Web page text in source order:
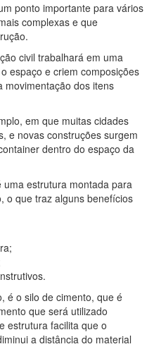
ponto importante para vários
complexas e que
civil trabalhará em uma
espaço e criem composições
movimentação dos itens
em que muitas cidades
e novas construções surgem
dentro do espaço da
estrutura montada para
o que traz alguns benefícios
é o silo de cimento, que é
que será utilizado
estrutura facilita que o
a distância do material